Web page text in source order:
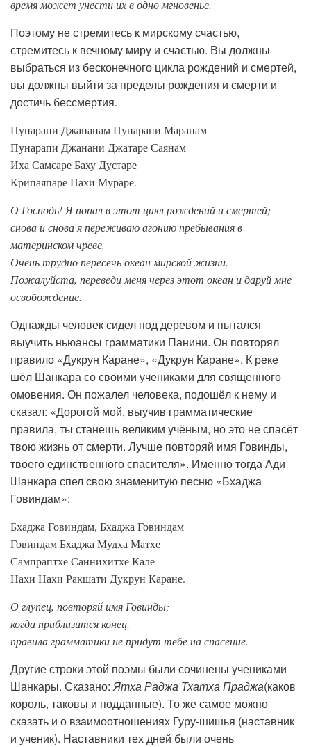
время может унести их в одно мгновенье.
Поэтому не стремитесь к мирскому счастью,
стремитесь к вечному миру и счастью. Вы должны
выбраться из бесконечного цикла рождений и смертей,
вы должны выйти за пределы рождения и смерти и
достичь бессмертия.
Пунарапи Джананам Пунарапи Маранам
Пунарапи Джанани Джатаре Саянам
Иха Самсаре Баху Дустаре
Крипаяпаре Пахи Мураре.
О Господь! Я попал в этот цикл рождений и смертей;
снова и снова я переживаю агонию пребывания в
материнском чреве.
Очень трудно пересечь океан мирской жизни.
Пожалуйста, переведи меня через этот океан и даруй мне
освобождение.
Однажды человек сидел под деревом и пытался
выучить ньюансы грамматики Панини. Он повторял
правило «Дукрун Каране», «Дукрун Каране». К реке
шёл Шанкара со своими учениками для священного
омовения. Он пожалел человека, подошёл к нему и
сказал: «Дорогой мой, выучив грамматические
правила, ты станешь великим учёным, но это не спасёт
твою жизнь от смерти. Лучше повторяй имя Говинды,
твоего единственного спасителя». Именно тогда Ади
Шанкара спел свою знаменитую песню «Бхаджа
Говиндам»:
Бхаджа Говиндам, Бхаджа Говиндам
Говиндам Бхаджа Мудха Матхе
Сампраптхе Саннихитхе Кале
Нахи Нахи Ракшати Дукрун Каране.
О глупец, повторяй имя Говинды;
когда приблизится конец,
правила грамматики не придут тебе на спасение.
Другие строки этой поэмы были сочинены учениками
Шанкары. Сказано:Ятха Раджа Тхатха Праджа(каков
король, таковы и подданные). То же самое можно
сказать и о взаимоотношениях Гуру-шишья (наставник
и ученик). Наставники тех дней были очень